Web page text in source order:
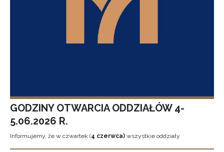
GODZINY OTWARCIA ODDZIAŁÓW 4-
5.06.2026 R.
Informujemy, że w czwartek (4 czerwca) wszystkie oddziały